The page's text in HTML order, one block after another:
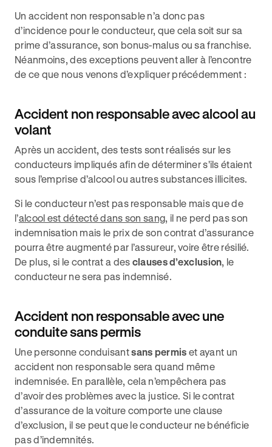
Un accident non responsable n’a donc pas
d’incidence pour le conducteur, que cela soit sur sa
prime d’assurance, son bonus-malus ou sa franchise.
Néanmoins, des exceptions peuvent aller à l’encontre
de ce que nous venons d’expliquer précédemment :
Accident non responsable avec alcool au
volant
Après un accident, des tests sont réalisés sur les
conducteurs impliqués afin de déterminer s'ils étaient
sous l’emprise d’alcool ou autres substances illicites.
Si le conducteur n’est pas responsable mais que de
l’alcool est détecté dans son sang, il ne perd pas son
indemnisation mais le prix de son contrat d’assurance
pourra être augmenté par l’assureur, voire être résilié.
De plus, si le contrat a des clauses d’exclusion, le
conducteur ne sera pas indemnisé.
Accident non responsable avec une
conduite sans permis
Une personne conduisantsans permis et ayant un
accident non responsable sera quand même
indemnisée. En parallèle, cela n’empêchera pas
d’avoir des problèmes avec la justice. Si le contrat
d’assurance de la voiture comporte une clause
d’exclusion, il se peut que le conducteur ne bénéficie
pas d’indemnités.